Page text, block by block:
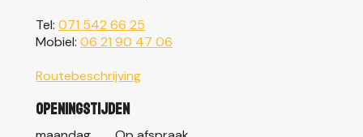
Tel: 071 542 66 25
Mobiel: 06 21 90 47 06
Routebeschrijving
Openingstijden